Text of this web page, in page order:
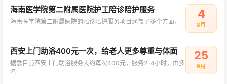
海南医学院第二附属医院护工陪诊陪护服务
海南医学院第二附属医院的陪诊陪护服务项目涵盖了多个方面，
4
8月
西安上门助浴400元一次，给老人更多尊重与体面
据悉目前西安上门助浴服务大约每次400元，服务2-4小时，由多
名
25
9月